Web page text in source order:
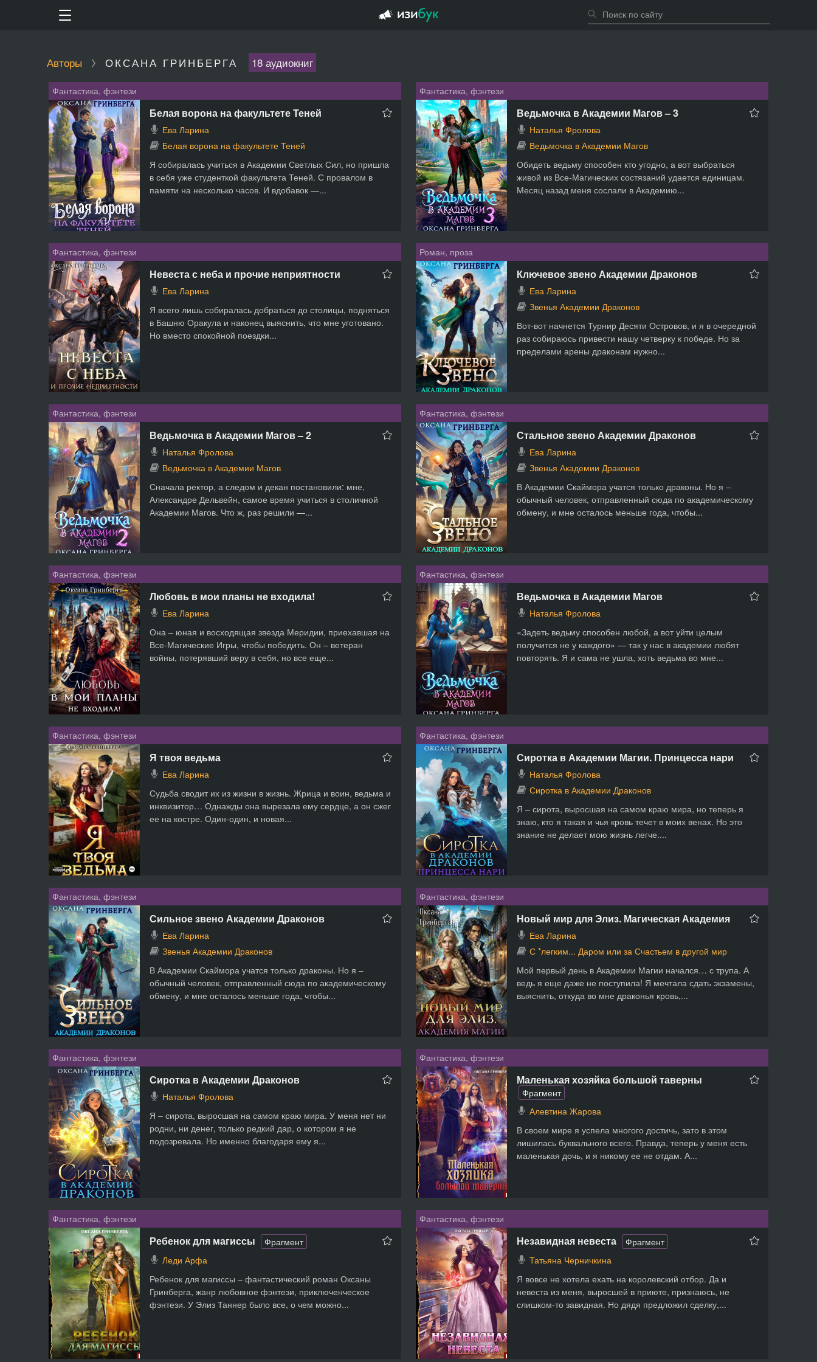
Авторы ОКСАНА ГРИНБЕРГА 18 аудиокниг
Фантастика, фэнтези
Белая ворона на факультете Теней
Ева Ларина
Белая ворона на факультете Теней
Я собиралась учиться в Академии Светлых Сил, но пришла
в себя уже студенткой факультета Теней. С провалом в
памяти на несколько часов. И вдобавок —...
Фантастика, фэнтези
Ведьмочка в Академии Магов – 3
Наталья Фролова
Ведьмочка в Академии Магов
Обидеть ведьму способен кто угодно, а вот выбраться
живой из Все-Магических состязаний удается единицам.
Месяц назад меня сослали в Академию...
Фантастика, фэнтези
Невеста с неба и прочие неприятности
Ева Ларина
Я всего лишь собиралась добраться до столицы, подняться
в Башню Оракула и наконец выяснить, что мне уготовано.
Но вместо спокойной поездки...
Роман, проза
Ключевое звено Академии Драконов
Ева Ларина
Звенья Академии Драконов
Вот-вот начнется Турнир Десяти Островов, и я в очередной
раз собираюсь привести нашу четверку к победе. Но за
пределами арены драконам нужно...
Фантастика, фэнтези
Ведьмочка в Академии Магов – 2
Наталья Фролова
Ведьмочка в Академии Магов
Сначала ректор, а следом и декан постановили: мне,
Александре Дельвейн, самое время учиться в столичной
Академии Магов. Что ж, раз решили —...
Фантастика, фэнтези
Стальное звено Академии Драконов
Ева Ларина
Звенья Академии Драконов
В Академии Скаймора учатся только драконы. Но я –
обычный человек, отправленный сюда по академическому
обмену, и мне осталось меньше года, чтобы...
Фантастика, фэнтези
Любовь в мои планы не входила!
Ева Ларина
Она – юная и восходящая звезда Меридии, приехавшая на
Все-Магические Игры, чтобы победить. Он – ветеран
войны, потерявший веру в себя, но все еще...
Фантастика, фэнтези
Ведьмочка в Академии Магов
Наталья Фролова
«Задеть ведьму способен любой, а вот уйти целым
получится не у каждого» — так у нас в академии любят
повторять. Я и сама не ушла, хоть ведьма во мне...
Фантастика, фэнтези
Я твоя ведьма
Ева Ларина
Судьба сводит их из жизни в жизнь. Жрица и воин, ведьма и
инквизитор… Однажды она вырезала ему сердце, а он сжег
ее на костре. Один-один, и новая...
Фантастика, фэнтези
Сиротка в Академии Магии. Принцесса нари
Наталья Фролова
Сиротка в Академии Драконов
Я – сирота, выросшая на самом краю мира, но теперь я
знаю, кто я такая и чья кровь течет в моих венах. Но это
знание не делает мою жизнь легче....
Фантастика, фэнтези
Сильное звено Академии Драконов
Ева Ларина
Звенья Академии Драконов
В Академии Скаймора учатся только драконы. Но я –
обычный человек, отправленный сюда по академическому
обмену, и мне осталось меньше года, чтобы...
Фантастика, фэнтези
Новый мир для Элиз. Магическая Академия
Ева Ларина
С *легким... Даром или за Счастьем в другой мир
Мой первый день в Академии Магии начался… с трупа. А
ведь я еще даже не поступила! Я мечтала сдать экзамены,
выяснить, откуда во мне драконья кровь,...
Фантастика, фэнтези
Сиротка в Академии Драконов
Наталья Фролова
Я – сирота, выросшая на самом краю мира. У меня нет ни
родни, ни денег, только редкий дар, о котором я не
подозревала. Но именно благодаря ему я...
Фантастика, фэнтези
Маленькая хозяйка большой таверны
Фрагмент
Алевтина Жарова
В своем мире я успела многого достичь, зато в этом
лишилась буквального всего. Правда, теперь у меня есть
маленькая дочь, и я никому ее не отдам. А...
Фантастика, фэнтези
Ребенок для магиссы
Фрагмент
Леди Арфа
Ребенок для магиссы – фантастический роман Оксаны
Гринберга, жанр любовное фэнтези, приключенческое
фэнтези. У Элиз Таннер было все, о чем можно...
Фантастика, фэнтези
Незавидная невеста
Фрагмент
Татьяна Черничкина
Я вовсе не хотела ехать на королевский отбор. Да и
невеста из меня, выросшей в приюте, признаюсь, не
слишком-то завидная. Но дядя предложил сделку,...